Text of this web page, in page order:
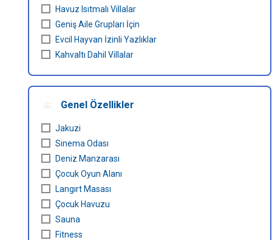
Antalya / Kaş / Yuvacık
Antalya / Kaş / Arma
Antalya / Kaş / Çukurbağ
Antalya / Kaş / Gökseki
Antalya / Kaş / Bayındır
Antalya / Kaş / Sütleğen
Antalya / Patara / Patara
Antalya / Patara / Yalı
Antalya / Demre / Demre
Antalya / Kemer
Antalya / Kemer / Kemer
Havuz Isıtmalı Villalar
Geniş Aile Grupları İçin
Evcil Hayvan İzinli Yazlıklar
Kahvaltı Dahil Villalar
Genel Özellikler
Jakuzi
Sinema Odası
Deniz Manzarası
Çocuk Oyun Alanı
Langırt Masası
Çocuk Havuzu
Sauna
Fitness